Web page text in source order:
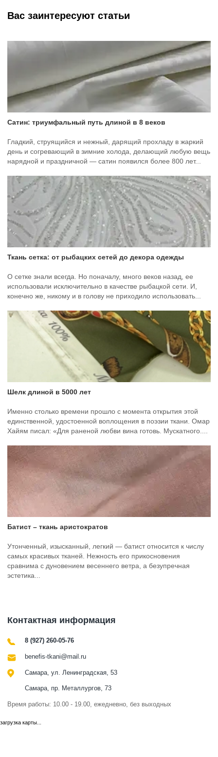
Вас заинтересуют статьи
Сатин: триумфальный путь длиной в 8 веков
Гладкий, струящийся и нежный, дарящий прохладу в жаркий
день и согревающий в зимние холода, делающий любую вещь
нарядной и праздничной — сатин появился более 800 лет...
Ткань сетка: от рыбацких сетей до декора одежды
О сетке знали всегда. Но поначалу, много веков назад, ее
использовали исключительно в качестве рыбацкой сети. И,
конечно же, никому и в голову не приходило использовать...
Шелк длиной в 5000 лет
Именно столько времени прошло с момента открытия этой
единственной, удостоенной воплощения в поэзии ткани. Омар
Хайям писал: «Для раненой любви вина готовь. Мускатного....
Батист – ткань аристократов
Утонченный, изысканный, легкий — батист относится к числу
самых красивых тканей. Нежность его прикосновения
сравнима с дуновением весеннего ветра, а безупречная
эстетика...
Контактная информация
8 (927) 260-05-76
benefis-tkani@mail.ru
Самара, ул. Ленинградская, 53
Самара, пр. Металлургов, 73
Время работы: 10.00 - 19.00, ежедневно, без выходных
загрузка карты...